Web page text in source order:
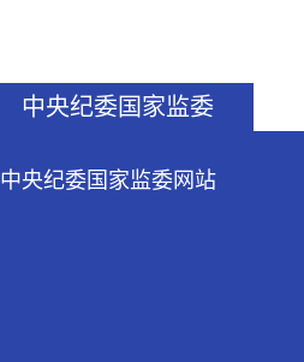
中央纪委国家监委
中央纪委国家监委网站